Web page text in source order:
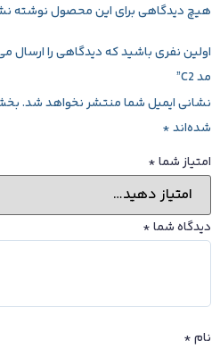
هیچ دیدگاهی برای این محصول نوشته
اولین نفری باشید که دیدگاهی را ارسال
مد C2”
نشانی ایمیل شما منتشر نخواهد شد.
شده‌اند*
امتیاز شما*
دیدگاه شما*
نام*